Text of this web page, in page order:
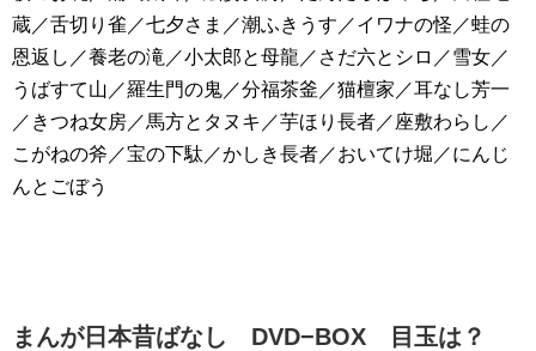
蔵／舌切り雀／七夕さま／潮ふきうす／イワナの怪／蛙の
恩返し／養老の滝／小太郎と母龍／さだ六とシロ／雪女／
うばすて山／羅生門の鬼／分福茶釜／猫檀家／耳なし芳一
／きつね女房／馬方とタヌキ／芋ほり長者／座敷わらし／
こがねの斧／宝の下駄／かしき長者／おいてけ堀／にんじ
んとごぼう
まんが日本昔ばなし DVD−BOX 目玉は？